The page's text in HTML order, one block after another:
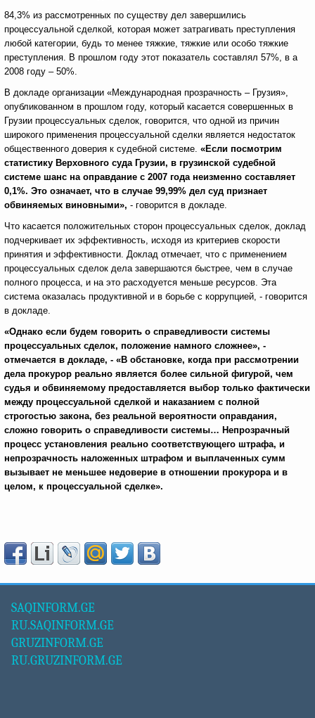
84,3% из рассмотренных по существу дел завершились
процессуальной сделкой, которая может затрагивать преступления
любой категории, будь то менее тяжкие, тяжкие или особо тяжкие
преступления. В прошлом году этот показатель составлял 57%, в а
2008 году – 50%.
В докладе организации «Международная прозрачность – Грузия»,
опубликованном в прошлом году, который касается совершенных в
Грузии процессуальных сделок, говорится, что одной из причин
широкого применения процессуальной сделки является недостаток
общественного доверия к судебной системе. «Если посмотрим
статистику Верховного суда Грузии, в грузинской судебной
системе шанс на оправдание с 2007 года неизменно составляет
0,1%. Это означает, что в случае 99,99% дел суд признает
обвиняемых виновными», - говорится в докладе.
Что касается положительных сторон процессуальных сделок, доклад
подчеркивает их эффективность, исходя из критериев скорости
принятия и эффективности. Доклад отмечает, что с применением
процессуальных сделок дела завершаются быстрее, чем в случае
полного процесса, и на это расходуется меньше ресурсов. Эта
система оказалась продуктивной и в борьбе с коррупцией, - говорится
в докладе.
«Однако если будем говорить о справедливости системы
процессуальных сделок, положение намного сложнее», -
отмечается в докладе, - «В обстановке, когда при рассмотрении
дела прокурор реально является более сильной фигурой, чем
судья и обвиняемому предоставляется выбор только фактически
между процессуальной сделкой и наказанием с полной
строгостью закона, без реальной вероятности оправдания,
сложно говорить о справедливости системы… Непрозрачный
процесс установления реально соответствующего штрафа, и
непрозрачность наложенных штрафом и выплаченных сумм
вызывает не меньшее недоверие в отношении прокурора и в
целом, к процессуальной сделке».
SAQINFORM.GE
RU.SAQINFORM.GE
GRUZINFORM.GE
RU.GRUZINFORM.GE